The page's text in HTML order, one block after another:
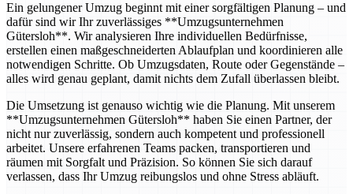
Ein gelungener Umzug beginnt mit einer sorgfältigen Planung – und
dafür sind wir Ihr zuverlässiges **Umzugsunternehmen
Gütersloh**. Wir analysieren Ihre individuellen Bedürfnisse,
erstellen einen maßgeschneiderten Ablaufplan und koordinieren alle
notwendigen Schritte. Ob Umzugsdaten, Route oder Gegenstände –
alles wird genau geplant, damit nichts dem Zufall überlassen bleibt.
Die Umsetzung ist genauso wichtig wie die Planung. Mit unserem
**Umzugsunternehmen Gütersloh** haben Sie einen Partner, der
nicht nur zuverlässig, sondern auch kompetent und professionell
arbeitet. Unsere erfahrenen Teams packen, transportieren und
räumen mit Sorgfalt und Präzision. So können Sie sich darauf
verlassen, dass Ihr Umzug reibungslos und ohne Stress abläuft.